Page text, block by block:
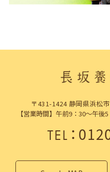
〒431-1424 静岡県浜松
【営業時間】午前9：30～午後
TEL：